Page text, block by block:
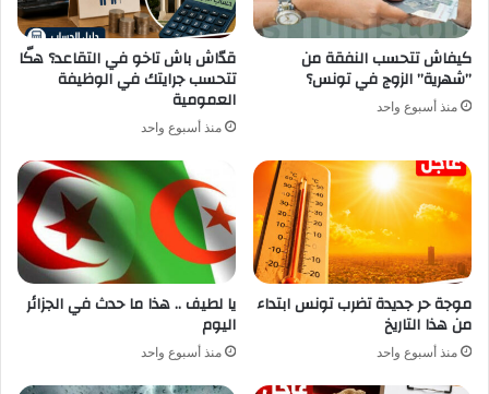
كيفاش تتحسب النفقة من
”شهرية” الزوج في تونس؟
منذ أسبوع واحد
قدّاش باش تاخو في التقاعد؟ هكّا
تتحسب جرايتك في الوظيفة
العمومية
منذ أسبوع واحد
موجة حر جديدة تضرب تونس ابتداء
من هذا التاريخ
منذ أسبوع واحد
يا لطيف .. هذا ما حدث في الجزائر
اليوم
منذ أسبوع واحد